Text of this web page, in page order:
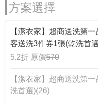
方案選擇
【潔衣家】超商送洗第
客送洗3件券1張(乾洗首
5.2折 原價570
【潔衣家】超商送洗第
洗首選)(26)